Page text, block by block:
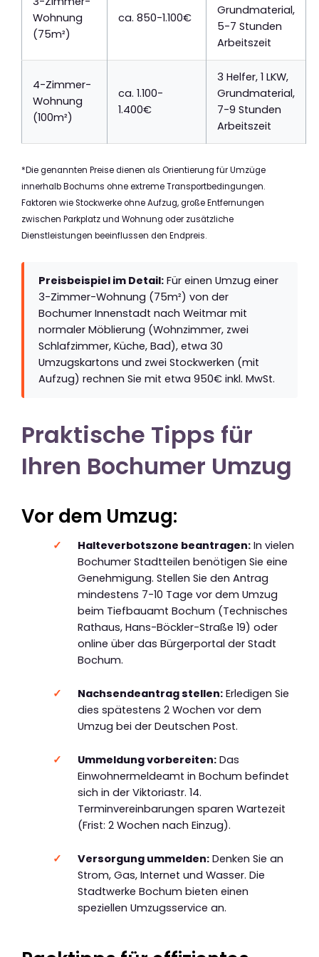
Wohnung
(75m²)
ca. 850-1.100€
Grundmaterial,
5-7 Stunden
Arbeitszeit
4-Zimmer-
Wohnung
(100m²)
ca. 1.100-
1.400€
3 Helfer, 1 LKW,
Grundmaterial,
7-9 Stunden
Arbeitszeit
*Die genannten Preise dienen als Orientierung für Umzüge
innerhalb Bochums ohne extreme Transportbedingungen.
Faktoren wie Stockwerke ohne Aufzug, große Entfernungen
zwischen Parkplatz und Wohnung oder zusätzliche
Dienstleistungen beeinflussen den Endpreis.
Preisbeispiel im Detail: Für einen Umzug einer
3-Zimmer-Wohnung (75m²) von der
Bochumer Innenstadt nach Weitmar mit
normaler Möblierung (Wohnzimmer, zwei
Schlafzimmer, Küche, Bad), etwa 30
Umzugskartons und zwei Stockwerken (mit
Aufzug) rechnen Sie mit etwa 950€ inkl. MwSt.
Praktische Tipps für
Ihren Bochumer Umzug
Vor dem Umzug:
Halteverbotszone beantragen:In vielen
Bochumer Stadtteilen benötigen Sie eine
Genehmigung. Stellen Sie den Antrag
mindestens 7-10 Tage vor dem Umzug
beim Tiefbauamt Bochum (Technisches
Rathaus, Hans-Böckler-Straße 19) oder
online über das Bürgerportal der Stadt
Bochum.
Nachsendeantrag stellen:Erledigen Sie
dies spätestens 2 Wochen vor dem
Umzug bei der Deutschen Post.
Ummeldung vorbereiten:Das
Einwohnermeldeamt in Bochum befindet
sich in der Viktoriastr. 14.
Terminvereinbarungen sparen Wartezeit
(Frist: 2 Wochen nach Einzug).
Versorgung ummelden:Denken Sie an
Strom, Gas, Internet und Wasser. Die
Stadtwerke Bochum bieten einen
speziellen Umzugsservice an.